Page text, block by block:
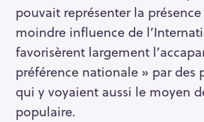
pouvait représenter la présence
moindre influence de
favorisèrent largement
préférence nationale » par des
qui y voyaient aussi le moyen
populaire.